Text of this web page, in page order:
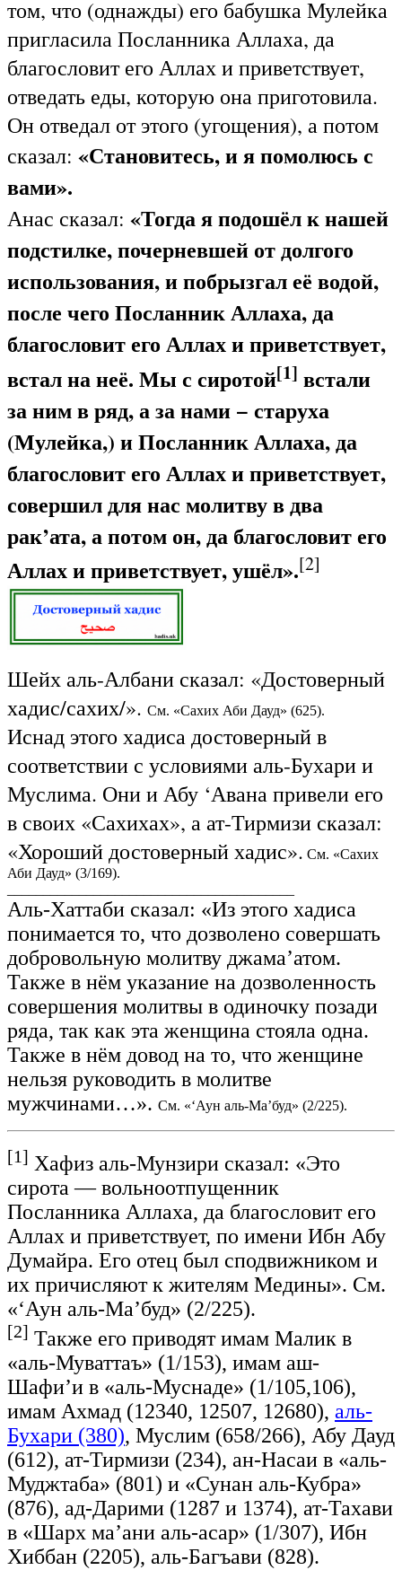
том, что (однажды) его бабушка Мулейка
пригласила Посланника Аллаха, да
благословит его Аллах и приветствует,
отведать еды, которую она приготовила.
Он отведал от этого (угощения), а потом
сказал: «Становитесь, и я помолюсь с
вами».
Анас сказал: «Тогда я подошёл к нашей
подстилке, почерневшей от долгого
использования, и побрызгал её водой,
после чего Посланник Аллаха, да
благословит его Аллах и приветствует,
встал на неё. Мы с сиротой[1] встали
за ним в ряд, а за нами − старуха
(Мулейка,) и Посланник Аллаха, да
благословит его Аллах и приветствует,
совершил для нас молитву в два
рак’ата, а потом он, да благословит его
Аллах и приветствует, ушёл».[2]
Шейх аль-Албани сказал: «Достоверный
хадис/сахих/». См. «Сахих Аби Дауд» (625).
Иснад этого хадиса достоверный в
соответствии с условиями аль-Бухари и
Муслима. Они и Абу ‘Авана привели его
в своих «Сахихах», а ат-Тирмизи сказал:
«Хороший достоверный хадис». См. «Сахих
Аби Дауд» (3/169).
Аль-Хаттаби сказал: «Из этого хадиса
понимается то, что дозволено совершать
добровольную молитву джама’атом.
Также в нём указание на дозволенность
совершения молитвы в одиночку позади
ряда, так как эта женщина стояла одна.
Также в нём довод на то, что женщине
нельзя руководить в молитве
мужчинами…». См. «‘Аун аль-Ма’буд» (2/225).
[1] Хафиз аль-Мунзири сказал: «Это
сирота — вольноотпущенник
Посланника Аллаха, да благословит его
Аллах и приветствует, по имени Ибн Абу
Думайра. Его отец был сподвижником и
их причисляют к жителям Медины». См.
«‘Аун аль-Ма’буд» (2/225).
[2] Также его приводят имам Малик в
«аль-Муваттаъ» (1/153), имам аш-
Шафи’и в «аль-Муснаде» (1/105,106),
имам Ахмад (12340, 12507, 12680), аль-
Бухари (380), Муслим (658/266), Абу Дауд
(612), ат-Тирмизи (234), ан-Насаи в «аль-
Муджтаба» (801) и «Сунан аль-Кубра»
(876), ад-Дарими (1287 и 1374), ат-Тахави
в «Шарх ма’ани аль-асар» (1/307), Ибн
Хиббан (2205), аль-Багъави (828).